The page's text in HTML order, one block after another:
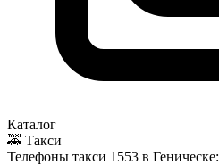
Каталог
🚕 Такси
Телефоны такси 1553 в Геническе: